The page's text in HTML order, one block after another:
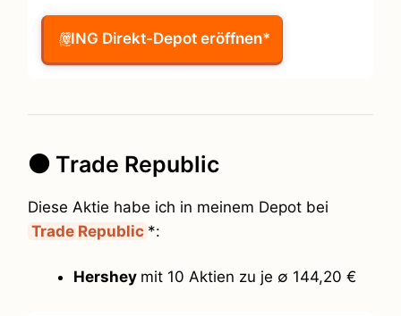
ING Direkt-Depot eröffnen*
⚫ Trade Republic
Diese Aktie habe ich in meinem Depot bei
Trade Republic *:
Hershey mit 10 Aktien zu je ∅ 144,20 €